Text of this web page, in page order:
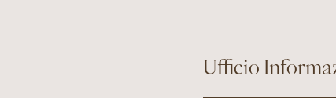
Ufficio